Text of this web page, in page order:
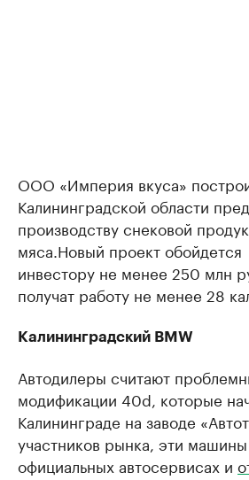
ООО «Империя вкуса»
Калининградской области
производству снековой
мяса.Новый проект обойдется
инвестору не менее 250 млн
получат работу не менее 28
Калининградский BMW
Автодилеры считают
модификации 40d, которые
Калининграде на заводе
участников рынка, эти
официальных автосервисах и